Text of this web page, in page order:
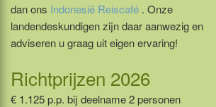
dan ons Indonesië Reiscafé . Onze
landendeskundigen zijn daar aanwezig en
adviseren u graag uit eigen ervaring!
Richtprijzen 2026
€ 1.125 p.p. bij deelname 2 personen